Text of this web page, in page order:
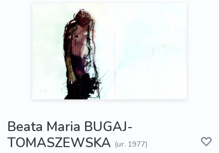
Beata Maria BUGAJ-
TOMASZEWSKA (ur. 1977)